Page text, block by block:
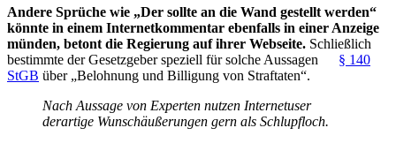
Andere Sprüche wie „Der sollte an die Wand gestellt werden“
könnte in einem Internetkommentar ebenfalls in einer Anzeige
münden, betont die Regierung auf ihrer Webseite. Schließlich
bestimmte der Gesetzgeber speziell für solche Aussagen
§ 140
StGB über „Belohnung und Billigung von Straftaten“.
Nach Aussage von Experten nutzen Internetuser
derartige Wunschäußerungen gern als Schlupfloch.